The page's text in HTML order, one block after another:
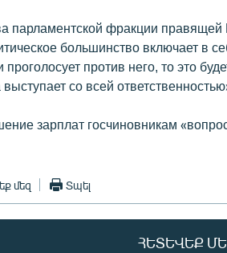
парламентской фракции правящей
большинство включает в
проголосует против него, то это
со всей
зарплат госчиновникам
մեզ Տպել
ՀԵՏԵՎԵՔ